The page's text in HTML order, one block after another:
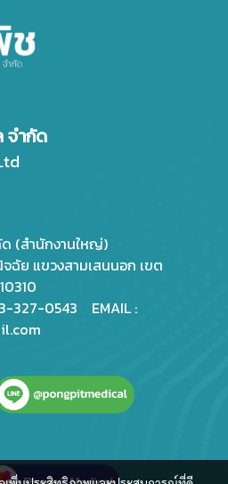
จำกัด
(สำนักงานใหญ่)
ฉัย แขวงสามเสนนอก เขต
327-0543 EMAIL :